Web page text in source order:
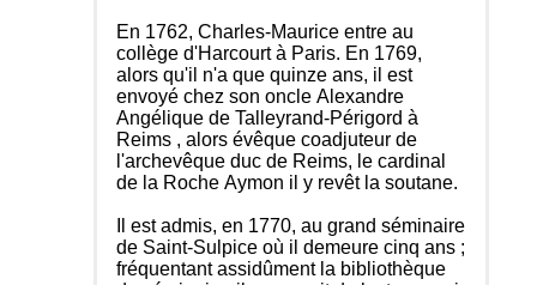
En 1762, Charles-Maurice entre au
collège d'Harcourt à Paris. En 1769,
alors qu'il n'a que quinze ans, il est
envoyé chez son oncle Alexandre
Angélique de Talleyrand-Périgord à
Reims , alors évêque coadjuteur de
l'archevêque duc de Reims, le cardinal
de la Roche Aymon il y revêt la soutane.
Il est admis, en 1770, au grand séminaire
de Saint-Sulpice où il demeure cinq ans ;
fréquentant assidûment la bibliothèque